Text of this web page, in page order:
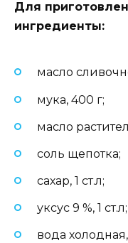
Для
ингредиенты:
масло
мука, 400 г;
масло
соль щепотка;
сахар, 1 ст.л;
уксус 9 %, 1 ст.л;
вода